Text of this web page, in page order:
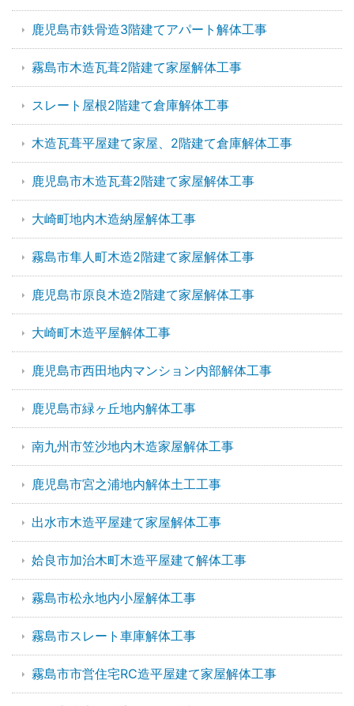
鹿児島市鉄骨造3階建てアパート解体工事
霧島市木造瓦葺2階建て家屋解体工事
スレート屋根2階建て倉庫解体工事
木造瓦葺平屋建て家屋、2階建て倉庫解体工事
鹿児島市木造瓦葺2階建て家屋解体工事
大崎町地内木造納屋解体工事
霧島市隼人町木造2階建て家屋解体工事
鹿児島市原良木造2階建て家屋解体工事
大崎町木造平屋解体工事
鹿児島市西田地内マンション内部解体工事
鹿児島市緑ヶ丘地内解体工事
南九州市笠沙地内木造家屋解体工事
鹿児島市宮之浦地内解体土工工事
出水市木造平屋建て家屋解体工事
姶良市加治木町木造平屋建て解体工事
霧島市松永地内小屋解体工事
霧島市スレート車庫解体工事
霧島市市営住宅RC造平屋建て家屋解体工事